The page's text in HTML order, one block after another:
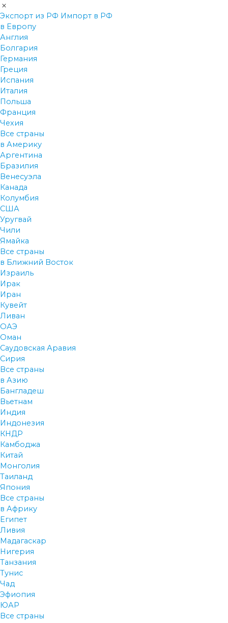
Экспорт из РФ Импорт в РФ
в Европу
Англия
Болгария
Германия
Греция
Испания
Италия
Польша
Франция
Чехия
Все страны
в Америку
Аргентина
Бразилия
Венесуэла
Канада
Колумбия
США
Уругвай
Чили
Ямайка
Все страны
в Ближний Восток
Израиль
Ирак
Иран
Кувейт
Ливан
ОАЭ
Оман
Саудовская Аравия
Сирия
Все страны
в Азию
Бангладеш
Вьетнам
Индия
Индонезия
КНДР
Камбоджа
Китай
Монголия
Таиланд
Япония
Все страны
в Африку
Египет
Ливия
Мадагаскар
Нигерия
Танзания
Тунис
Чад
Эфиопия
ЮАР
Все страны